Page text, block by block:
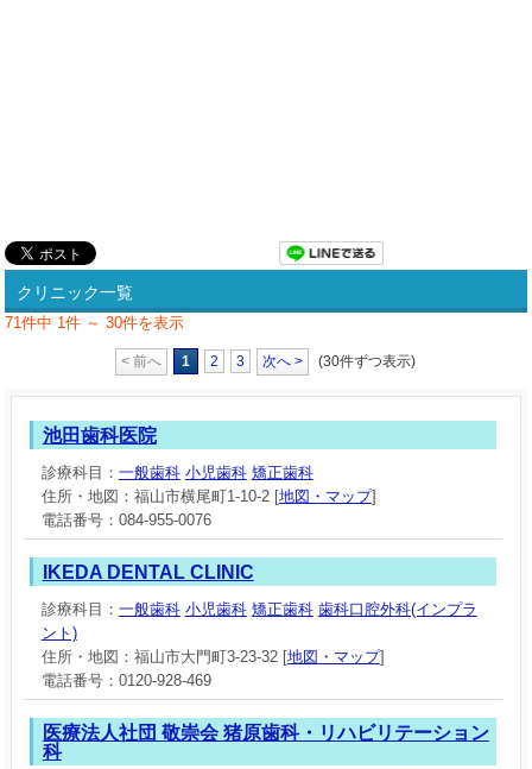
クリニック一覧
71件中 1件 ～ 30件を表示
< 前へ 1 2 3 次へ > (30件ずつ表示)
池田歯科医院
診療科目： 一般歯科 小児歯科 矯正歯科
住所・地図：福山市横尾町1-10-2 [地図・マップ]
電話番号：084-955-0076
IKEDA DENTAL CLINIC
診療科目： 一般歯科 小児歯科 矯正歯科 歯科口腔外科(インプラ
ント)
住所・地図：福山市大門町3-23-32 [地図・マップ]
電話番号：0120-928-469
医療法人社団 敬崇会 猪原歯科・リハビリテーション
科